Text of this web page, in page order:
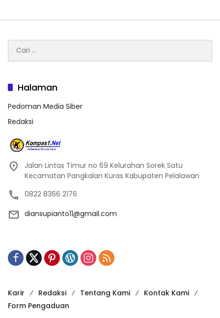
untuk:
Halaman
Pedoman Media Siber
Redaksi
Jalan Lintas Timur no 69 Kelurahan Sorek Satu
Kecamatan Pangkalan Kuras Kabupaten Pelalawan
0822 8366 2176
diansupianto11@gmail.com
Karir Redaksi Tentang Kami
Kontak Kami
Form Pengaduan